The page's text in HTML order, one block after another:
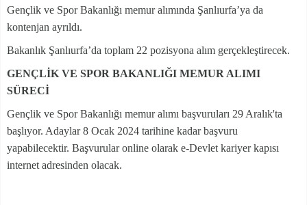
Gençlik ve Spor Bakanlığı memur alımında Şanlıurfa’ya da
kontenjan ayrıldı.
Bakanlık Şanlıurfa’da toplam 22 pozisyona alım gerçekleştirecek.
GENÇLİK VE SPOR BAKANLIĞI MEMUR ALIMI
SÜRECİ
Gençlik ve Spor Bakanlığı memur alımı başvuruları 29 Aralık'ta
başlıyor. Adaylar 8 Ocak 2024 tarihine kadar başvuru
yapabilecektir. Başvurular online olarak e-Devlet kariyer kapısı
internet adresinden olacak.